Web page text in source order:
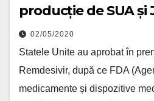
producție de SUA și
02/05/2020
Statele Unite au aprobat în
Remdesivir, după ce FDA
medicamente și dispozitive